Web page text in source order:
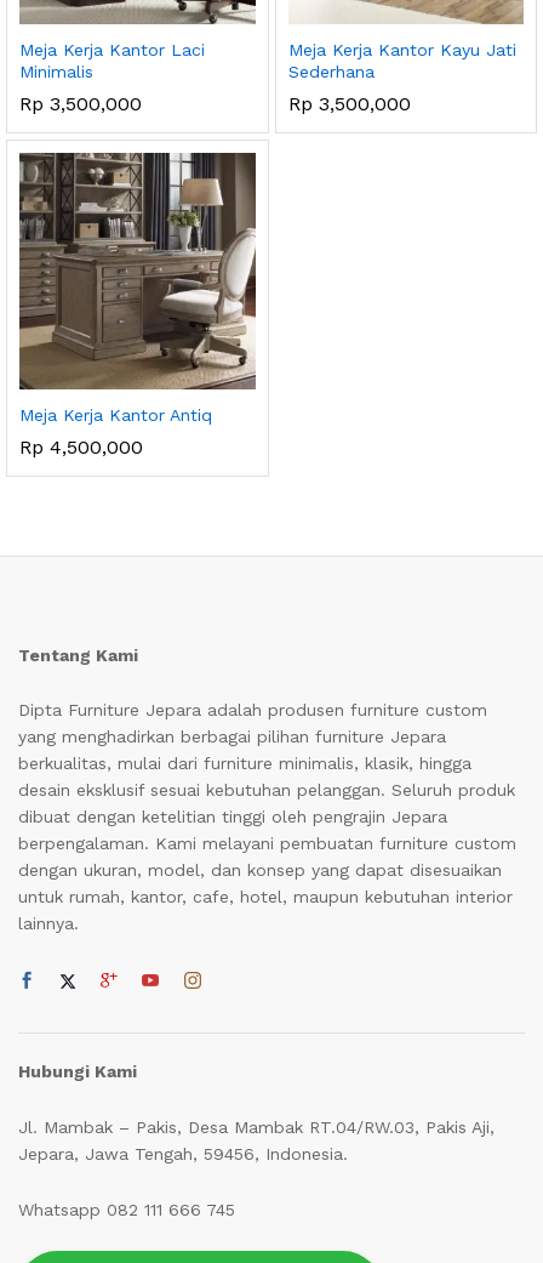
Meja Kerja Kantor Laci
Minimalis
Rp 3,500,000
Meja Kerja Kantor Kayu Jati
Sederhana
Rp 3,500,000
Meja Kerja Kantor Antiq
Rp 4,500,000
Tentang Kami
Dipta Furniture Jepara adalah produsen furniture custom
yang menghadirkan berbagai pilihan furniture Jepara
berkualitas, mulai dari furniture minimalis, klasik, hingga
desain eksklusif sesuai kebutuhan pelanggan. Seluruh produk
dibuat dengan ketelitian tinggi oleh pengrajin Jepara
berpengalaman. Kami melayani pembuatan furniture custom
dengan ukuran, model, dan konsep yang dapat disesuaikan
untuk rumah, kantor, cafe, hotel, maupun kebutuhan interior
lainnya.
Hubungi Kami
Jl. Mambak – Pakis, Desa Mambak RT.04/RW.03, Pakis Aji,
Jepara, Jawa Tengah, 59456, Indonesia.
Whatsapp 082 111 666 745